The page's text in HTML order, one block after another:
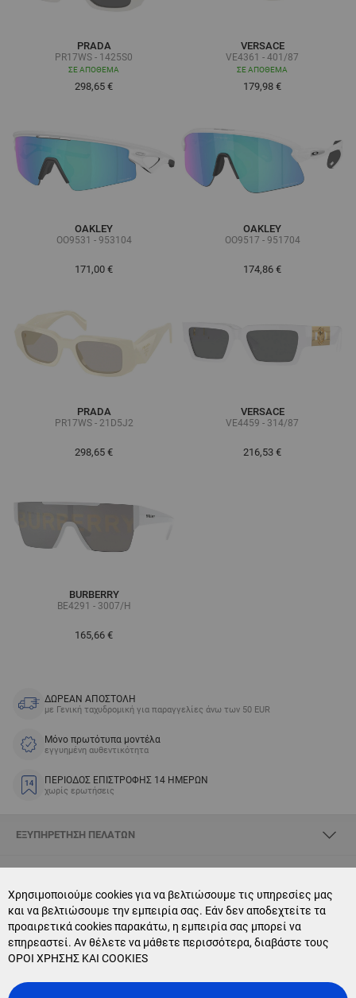
Χρησιμοποιούμε cookies για να βελτιώσουμε τις υπηρεσίες μας
και να βελτιώσουμε την εμπειρία σας. Εάν δεν αποδεχτείτε τα
προαιρετικά cookies παρακάτω, η εμπειρία σας μπορεί να
επηρεαστεί. Αν θέλετε να μάθετε περισσότερα, διαβάστε τους
ΟΡΟΙ ΧΡΗΣΗΣ ΚΑΙ COOKIES
PRADA
PR17WS - 1425S0
ΣΕ ΑΠΌΘΕΜΑ
298,65 €
VERSACE
VE4361 - 401/87
ΣΕ ΑΠΌΘΕΜΑ
179,98 €
OAKLEY
OO9531 - 953104
171,00 €
OAKLEY
OO9517 - 951704
174,86 €
PRADA
PR17WS - 21D5J2
298,65 €
VERSACE
VE4459 - 314/87
216,53 €
BURBERRY
BE4291 - 3007/H
165,66 €
ΔΩΡΕΑΝ ΑΠΟΣΤΟΛΗ
με Γενική ταχυδρομική για παραγγελίες άνω των 50 EUR
Μόνο πρωτότυπα μοντέλα
εγγυημένη αυθεντικότητα
ΠΕΡΙΟΔΟΣ ΕΠΙΣΤΡΟΦΗΣ 14 ΗΜΕΡΩΝ
χωρίς ερωτήσεις
ΕΞΥΠΗΡΈΤΗΣΗ ΠΕΛΑΤΏΝ
CONTACT US
NEWSLETTER SUBSCRIPTION